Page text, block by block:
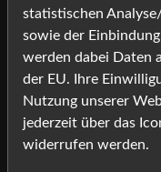
2012
Adelheidsdorf
Adelheidsdorf
Ahlhorn
Cavan UCPBA Show
statistischen
sowie der
werden dabei Daten
der EU. Ihre
Nutzung unserer
jederzeit über das
widerrufen werden.